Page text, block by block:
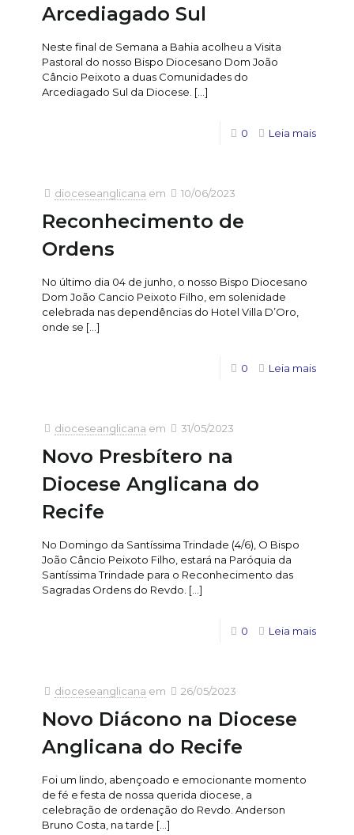
Arcediagado Sul
Neste final de Semana a Bahia acolheu a Visita
Pastoral do nosso Bispo Diocesano Dom João
Câncio Peixoto a duas Comunidades do
Arcediagado Sul da Diocese. […]
0 Leia mais
dioceseanglicana em 10/06/2023
Reconhecimento de
Ordens
No último dia 04 de junho, o nosso Bispo Diocesano
Dom João Cancio Peixoto Filho, em solenidade
celebrada nas dependências do Hotel Villa D’Oro,
onde se […]
0 Leia mais
dioceseanglicana em 31/05/2023
Novo Presbítero na
Diocese Anglicana do
Recife
No Domingo da Santíssima Trindade (4/6), O Bispo
João Câncio Peixoto Filho, estará na Paróquia da
Santíssima Trindade para o Reconhecimento das
Sagradas Ordens do Revdo. […]
0 Leia mais
dioceseanglicana em 26/05/2023
Novo Diácono na Diocese
Anglicana do Recife
Foi um lindo, abençoado e emocionante momento
de fé e festa de nossa querida diocese, a
celebração de ordenação do Revdo. Anderson
Bruno Costa, na tarde […]